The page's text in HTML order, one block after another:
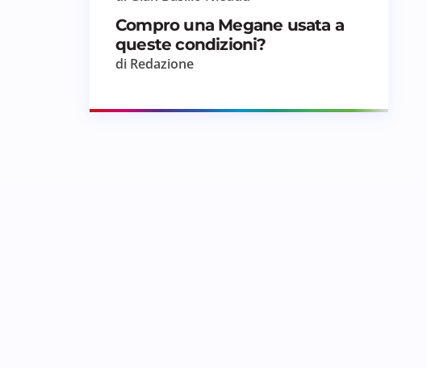
Compro una Megane usata a
queste condizioni?
di Redazione